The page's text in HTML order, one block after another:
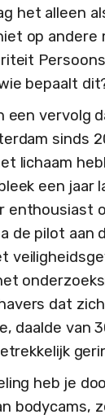
het alleen
op andere
bepaalt
een vervolg
sinds
lichaam
een jaar
enthousiast
de pilot aan
dat zich
daalde van
heb je
bodycams,